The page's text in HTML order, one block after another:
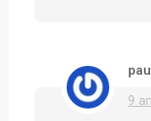
paul
9